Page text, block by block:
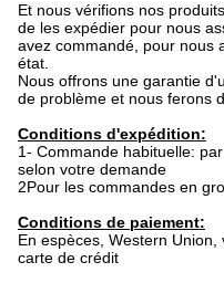
Et nous vérifions nos
de les expédier pour nous
avez commandé, pour nous
état.
Nous offrons une garantie
de problème et nous ferons
Conditions d'expédition:
1- Commande habituelle:
selon votre demande
2Pour les commandes en
Conditions de paiement:
En espèces, Western
carte de crédit